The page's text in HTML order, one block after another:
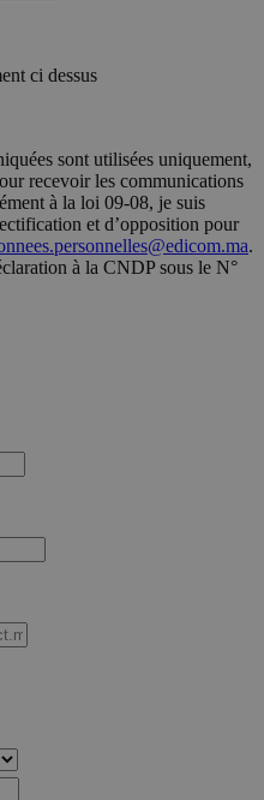
ci dessus
sont utilisées uniquement,
recevoir les communications
à la loi 09-08, je suis
et d’opposition pour
.
à la CNDP sous le N°